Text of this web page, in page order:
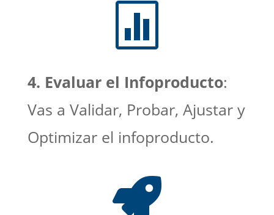

4. Evaluar el Infoproducto:
Vas a Validar, Probar, Ajustar y
Optimizar el infoproducto.
